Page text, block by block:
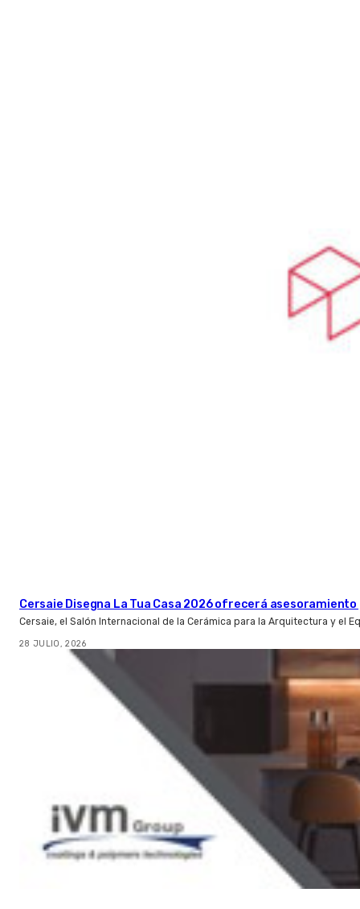
Cersaie Disegna La Tua Casa 2026 ofrecerá
Cersaie, el Salón Internacional de la Cerámica para la Arquitectura y el
28 JULIO, 2026